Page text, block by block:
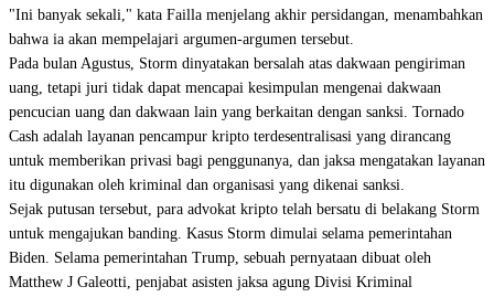
"Ini banyak sekali," kata Failla menjelang akhir persidangan, menambahkan
bahwa ia akan mempelajari argumen-argumen tersebut.
Pada bulan Agustus, Storm dinyatakan bersalah atas dakwaan pengiriman
uang, tetapi juri tidak dapat mencapai kesimpulan mengenai dakwaan
pencucian uang dan dakwaan lain yang berkaitan dengan sanksi. Tornado
Cash adalah layanan pencampur kripto terdesentralisasi yang dirancang
untuk memberikan privasi bagi penggunanya, dan jaksa mengatakan layanan
itu digunakan oleh kriminal dan organisasi yang dikenai sanksi.
Sejak putusan tersebut, para advokat kripto telah bersatu di belakang Storm
untuk mengajukan banding. Kasus Storm dimulai selama pemerintahan
Biden. Selama pemerintahan Trump, sebuah pernyataan dibuat oleh
Matthew J Galeotti, penjabat asisten jaksa agung Divisi Kriminal